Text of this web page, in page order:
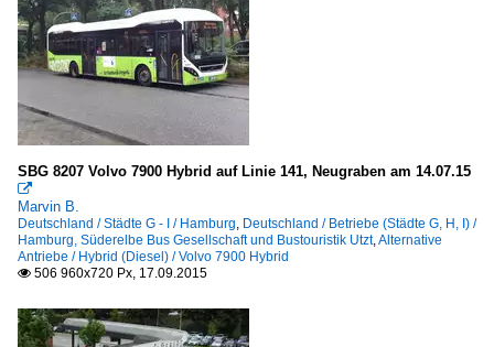
SBG 8207 Volvo 7900 Hybrid auf Linie 141, Neugraben am 14.07.15

Marvin B.
Deutschland / Städte G - I / Hamburg, Deutschland / Betriebe (Städte G, H, I) /
Hamburg, Süderelbe Bus Gesellschaft und Bustouristik Utzt,Alternative
Antriebe / Hybrid (Diesel) / Volvo 7900 Hybrid
 506 960x720 Px, 17.09.2015